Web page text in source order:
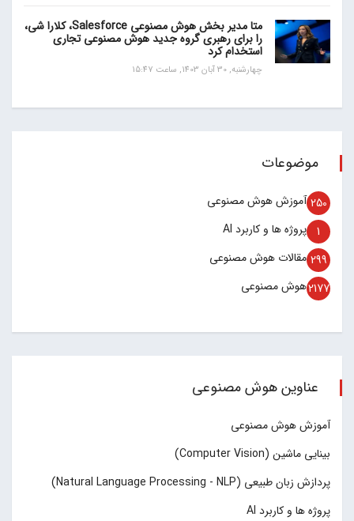
متا مدیر بخش هوش مصنوعی Salesforce، کلارا شی،
را برای رهبری گروه جدید هوش مصنوعی تجاری
استخدام کرد
چهارشنبه, 30 آبان 1403, ساعت 15:47
موضوعات
آموزش هوش مصنوعی 250
پروژه ها و کاربرد AI 1
مقالات هوش مصنوعی 299
هوش مصنوعی2177
عناوین هوش مصنوعی
آموزش هوش مصنوعی
بینایی ماشین (Computer Vision)
پردازش زبان طبیعی (Natural Language Processing - NLP)
پروژه ها و کاربرد AI